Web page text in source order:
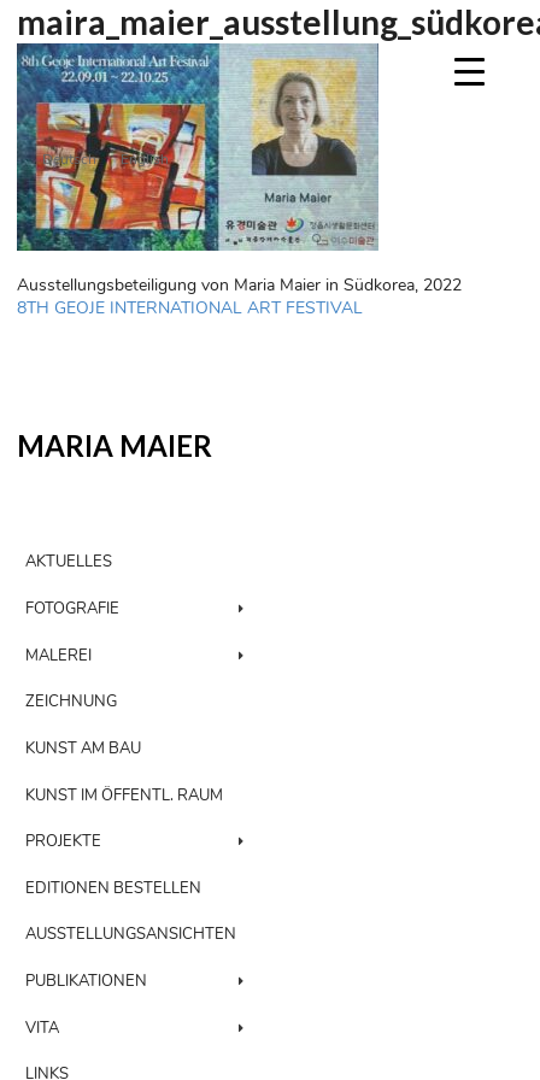
Deutsch English
Ausstellungsbeteiligung von Maria Maier in Südkorea, 2022
Beitragsnavigation
8TH GEOJE INTERNATIONAL ART FESTIVAL
MARIA MAIER
AKTUELLES
FOTOGRAFIE
MALEREI
ZEICHNUNG
KUNST AM BAU
KUNST IM ÖFFENTL. RAUM
PROJEKTE
EDITIONEN BESTELLEN
AUSSTELLUNGSANSICHTEN
PUBLIKATIONEN
VITA
LINKS